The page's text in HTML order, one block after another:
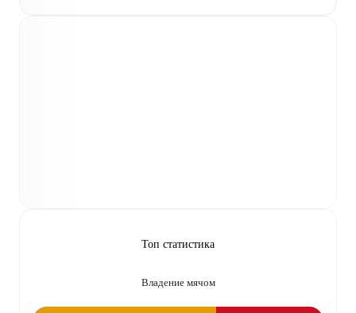
Топ статистика
Владение мячом